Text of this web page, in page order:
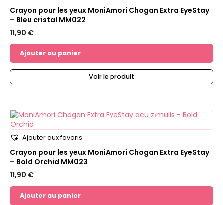
Crayon pour les yeux MoniAmori Chogan Extra EyeStay
– Bleu cristal MM022
11,90 €
Ajouter au panier
Voir le produit
Ajouter aux favoris
Crayon pour les yeux MoniAmori Chogan Extra EyeStay
– Bold Orchid MM023
11,90 €
Ajouter au panier